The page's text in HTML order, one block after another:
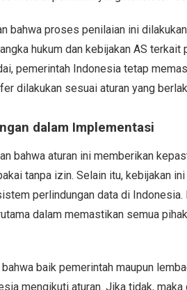
bahwa proses penilaian ini
hukum dan kebijakan AS
pemerintah Indonesia tetap
dilakukan sesuai aturan yang
dalam Implementasi
bahwa aturan ini memberikan
tanpa izin. Selain itu, kebijakan
perlindungan data di Indonesia.
dalam memastikan semua
baik pemerintah maupun
mengikuti aturan. Jika tidak,